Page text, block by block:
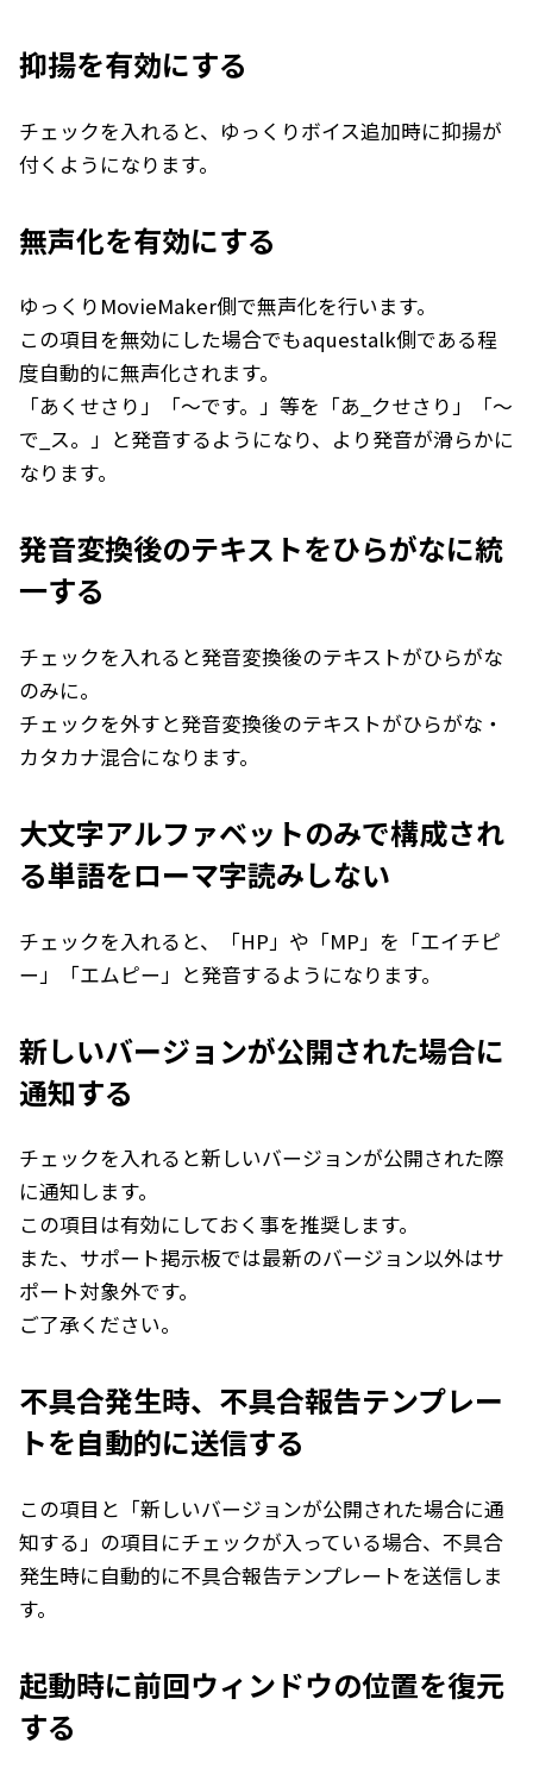
抑揚を有効にする
チェックを入れると、ゆっくりボイス追加時に抑揚が
付くようになります。
無声化を有効にする
ゆっくりMovieMaker側で無声化を行います。
この項目を無効にした場合でもaquestalk側である程
度自動的に無声化されます。
「あくせさり」「～です。」等を「あ_クせさり」「～
で_ス。」と発音するようになり、より発音が滑らかに
なります。
発音変換後のテキストをひらがなに統
一する
チェックを入れると発音変換後のテキストがひらがな
のみに。
チェックを外すと発音変換後のテキストがひらがな・
カタカナ混合になります。
大文字アルファベットのみで構成され
る単語をローマ字読みしない
チェックを入れると、「HP」や「MP」を「エイチピ
ー」「エムピー」と発音するようになります。
新しいバージョンが公開された場合に
通知する
チェックを入れると新しいバージョンが公開された際
に通知します。
この項目は有効にしておく事を推奨します。
また、サポート掲示板では最新のバージョン以外はサ
ポート対象外です。
ご了承ください。
不具合発生時、不具合報告テンプレー
トを自動的に送信する
この項目と「新しいバージョンが公開された場合に通
知する」の項目にチェックが入っている場合、不具合
発生時に自動的に不具合報告テンプレートを送信しま
す。
起動時に前回ウィンドウの位置を復元
する